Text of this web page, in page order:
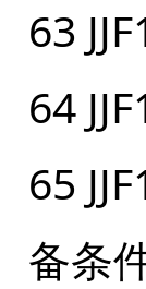
63
64
65
备条